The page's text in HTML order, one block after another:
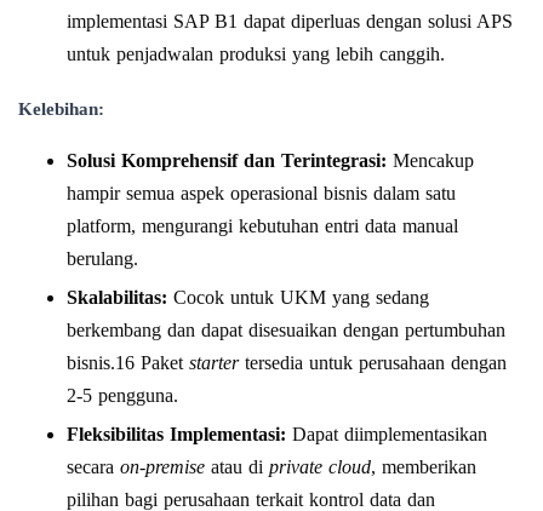
implementasi SAP B1 dapat diperluas dengan solusi APS
untuk penjadwalan produksi yang lebih canggih.
Kelebihan:
Solusi Komprehensif dan Terintegrasi: Mencakup
hampir semua aspek operasional bisnis dalam satu
platform, mengurangi kebutuhan entri data manual
berulang.
Skalabilitas: Cocok untuk UKM yang sedang
berkembang dan dapat disesuaikan dengan pertumbuhan
bisnis.16 Paket startertersedia untuk perusahaan dengan
2-5 pengguna.
Fleksibilitas Implementasi: Dapat diimplementasikan
secara on-premise atau di private cloud, memberikan
pilihan bagi perusahaan terkait kontrol data dan